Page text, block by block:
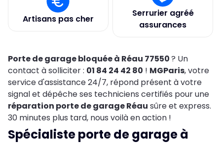
Artisans pas cher
Serrurier agréé
assurances
Porte de garage bloquée à Réau 77550? Un
contact à solliciter : 01 84 24 42 80 ! MGParis, votre
service d'assistance 24/7, répond présent à votre
signal et dépêche ses techniciens certifiés pour une
réparation porte de garage Réau sûre et express.
30 minutes plus tard, nous voilà en action !
Spécialiste porte de garage à